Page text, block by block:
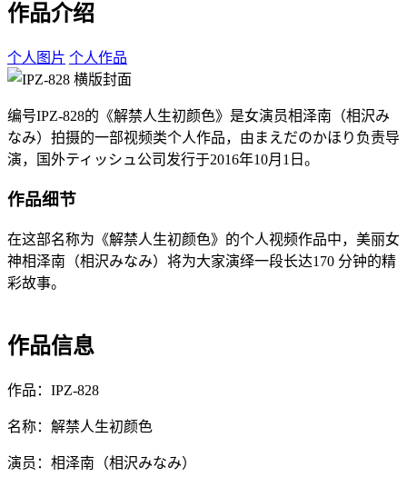
作品介绍
个人图片 个人作品
编号IPZ-828的《解禁人生初颜色》是女演员相泽南（相沢み
なみ）拍摄的一部视频类个人作品，由まえだのかほり负责导
演，国外ティッシュ公司发行于2016年10月1日。
作品细节
在这部名称为《解禁人生初颜色》的个人视频作品中，美丽女
神相泽南（相沢みなみ）将为大家演绎一段长达170 分钟的精
彩故事。
作品信息
作品：IPZ-828
名称：解禁人生初颜色
演员：相泽南（相沢みなみ）